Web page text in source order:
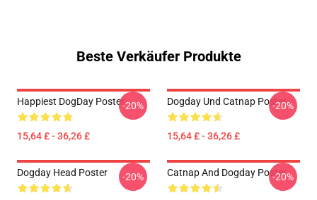
Beste Verkäufer Produkte
Happiest DogDay Poster
15,64 £ - 36,26 £
-20% Dogday Und Catnap Poster
15,64 £ - 36,26 £
-20%
Dogday Head Poster -20% Catnap And Dogday Poster
-20%